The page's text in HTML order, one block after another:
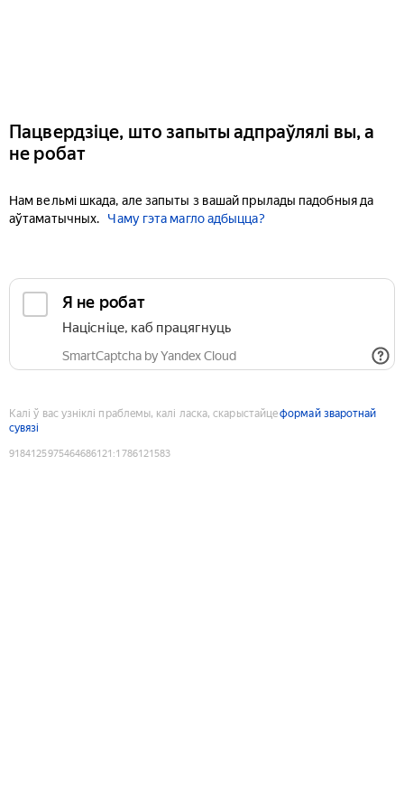
Пацвердзіце, што запыты адпраўлялі вы, а
не робат
Нам вельмі шкада, але запыты з вашай прылады падобныя да
аўтаматычных.
Чаму гэта магло адбыцца?
Я не робат
Націсніце, каб працягнуць
SmartCaptcha by Yandex Cloud
Калі ў вас узніклі праблемы, калі ласка, скарыстайцеформай зваротнай
сувязі
9184125975464686121 :1786121583